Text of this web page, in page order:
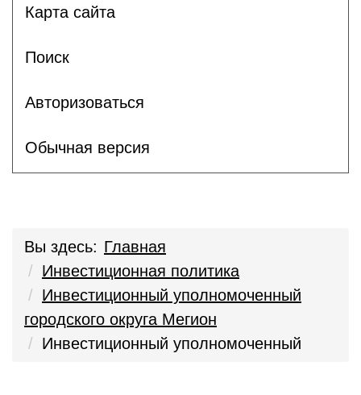
Карта сайта
Поиск
Авторизоваться
Обычная версия
Вы здесь: Главная
Инвестиционная политика
Инвестиционный уполномоченный
городского округа Мегион
Инвестиционный уполномоченный